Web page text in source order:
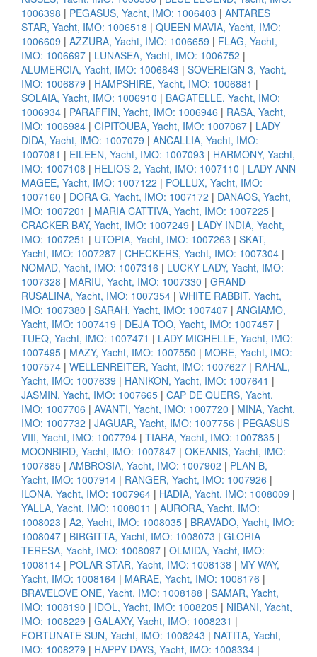
1006398 | PEGASUS, Yacht, IMO: 1006403 | ANTARES
STAR, Yacht, IMO: 1006518 | QUEEN MAVIA, Yacht, IMO:
1006609 | AZZURA, Yacht, IMO: 1006659 | FLAG, Yacht,
IMO: 1006697 | LUNASEA, Yacht, IMO: 1006752 |
ALUMERCIA, Yacht, IMO: 1006843 | SOVEREIGN 3, Yacht,
IMO: 1006879 | HAMPSHIRE, Yacht, IMO: 1006881 |
SOLAIA, Yacht, IMO: 1006910 | BAGATELLE, Yacht, IMO:
1006934 | PARAFFIN, Yacht, IMO: 1006946 | RASA, Yacht,
IMO: 1006984 | CIPITOUBA, Yacht, IMO: 1007067 | LADY
DIDA, Yacht, IMO: 1007079 | ANCALLIA, Yacht, IMO:
1007081 | EILEEN, Yacht, IMO: 1007093 | HARMONY, Yacht,
IMO: 1007108 | HELIOS 2, Yacht, IMO: 1007110 | LADY ANN
MAGEE, Yacht, IMO: 1007122 | POLLUX, Yacht, IMO:
1007160 | DORA G, Yacht, IMO: 1007172 | DANAOS, Yacht,
IMO: 1007201 | MARIA CATTIVA, Yacht, IMO: 1007225 |
CRACKER BAY, Yacht, IMO: 1007249 | LADY INDIA, Yacht,
IMO: 1007251 | UTOPIA, Yacht, IMO: 1007263 | SKAT,
Yacht, IMO: 1007287 | CHECKERS, Yacht, IMO: 1007304 |
NOMAD, Yacht, IMO: 1007316 | LUCKY LADY, Yacht, IMO:
1007328 | MARIU, Yacht, IMO: 1007330 | GRAND
RUSALINA, Yacht, IMO: 1007354 | WHITE RABBIT, Yacht,
IMO: 1007380 | SARAH, Yacht, IMO: 1007407 | ANGIAMO,
Yacht, IMO: 1007419 | DEJA TOO, Yacht, IMO: 1007457 |
TUEQ, Yacht, IMO: 1007471 | LADY MICHELLE, Yacht, IMO:
1007495 | MAZY, Yacht, IMO: 1007550 | MORE, Yacht, IMO:
1007574 | WELLENREITER, Yacht, IMO: 1007627 | RAHAL,
Yacht, IMO: 1007639 | HANIKON, Yacht, IMO: 1007641 |
JASMIN, Yacht, IMO: 1007665 | CAP DE QUERS, Yacht,
IMO: 1007706 | AVANTI, Yacht, IMO: 1007720 | MINA, Yacht,
IMO: 1007732 | JAGUAR, Yacht, IMO: 1007756 | PEGASUS
VIII, Yacht, IMO: 1007794 | TIARA, Yacht, IMO: 1007835 |
MOONBIRD, Yacht, IMO: 1007847 | OKEANIS, Yacht, IMO:
1007885 | AMBROSIA, Yacht, IMO: 1007902 | PLAN B,
Yacht, IMO: 1007914 | RANGER, Yacht, IMO: 1007926 |
ILONA, Yacht, IMO: 1007964 | HADIA, Yacht, IMO: 1008009 |
YALLA, Yacht, IMO: 1008011 | AURORA, Yacht, IMO:
1008023 | A2, Yacht, IMO: 1008035 | BRAVADO, Yacht, IMO:
1008047 | BIRGITTA, Yacht, IMO: 1008073 | GLORIA
TERESA, Yacht, IMO: 1008097 | OLMIDA, Yacht, IMO:
1008114 | POLAR STAR, Yacht, IMO: 1008138 | MY WAY,
Yacht, IMO: 1008164 | MARAE, Yacht, IMO: 1008176 |
BRAVELOVE ONE, Yacht, IMO: 1008188 | SAMAR, Yacht,
IMO: 1008190 | IDOL, Yacht, IMO: 1008205 | NIBANI, Yacht,
IMO: 1008229 | GALAXY, Yacht, IMO: 1008231 |
FORTUNATE SUN, Yacht, IMO: 1008243 | NATITA, Yacht,
IMO: 1008279 | HAPPY DAYS, Yacht, IMO: 1008334 |